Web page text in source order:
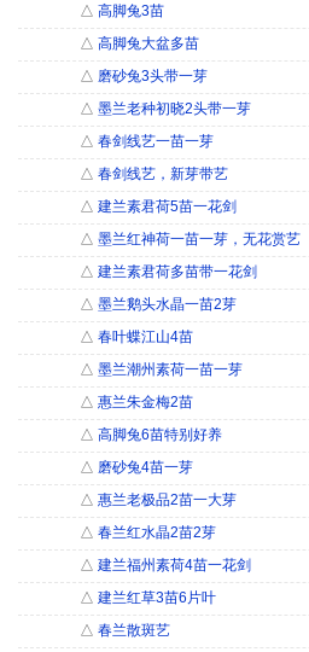
△ 高脚兔3苗
△ 高脚兔大盆多苗
△ 磨砂兔3头带一芽
△ 墨兰老种初晓2头带一芽
△ 春剑线艺一苗一芽
△ 春剑线艺，新芽带艺
△ 建兰素君荷5苗一花剑
△ 墨兰红神荷一苗一芽，无花赏艺
△ 建兰素君荷多苗带一花剑
△ 墨兰鹅头水晶一苗2芽
△ 春叶蝶江山4苗
△ 墨兰潮州素荷一苗一芽
△ 惠兰朱金梅2苗
△ 高脚兔6苗特别好养
△ 磨砂兔4苗一芽
△ 惠兰老极品2苗一大芽
△ 春兰红水晶2苗2芽
△ 建兰福州素荷4苗一花剑
△ 建兰红草3苗6片叶
△ 春兰散斑艺